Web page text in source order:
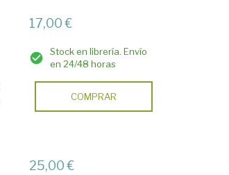
17,00 €
Stock en librería. Envío
en 24/48 horas
COMPRAR
25,00 €